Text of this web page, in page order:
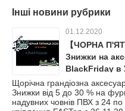
Інші новини рубрики
01.12.2020
【ЧОРНА
Знижки на
BlackFriday в
і
Щорічна грандіозна
Знижки від 5 до 30 % на
надувних човнів ПВХ з 24